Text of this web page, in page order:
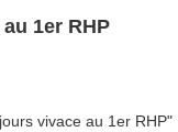
1er RHP